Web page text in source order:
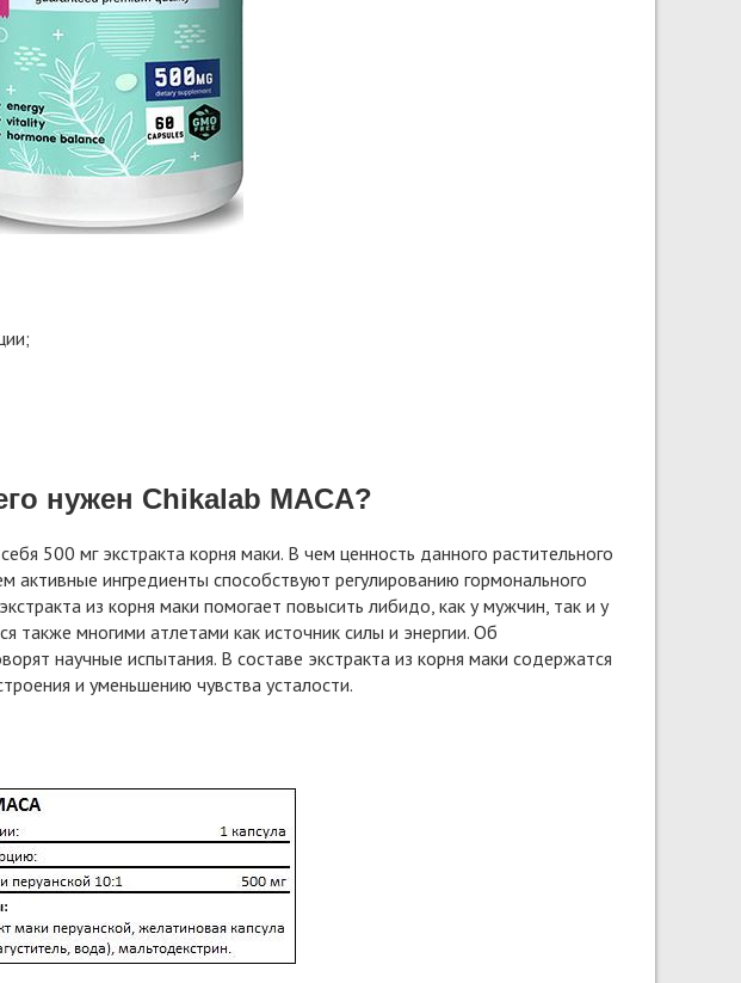
нужен Chikalab MACA?
500 мг экстракта корня маки. В чем ценность данного растительного
активные ингредиенты способствуют регулированию гормонального
из корня маки помогает повысить либидо, как у мужчин, так и у
также многими атлетами как источник силы и энергии. Об
научные испытания. В составе экстракта из корня маки содержатся
и уменьшению чувства усталости.